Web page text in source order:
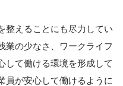
整えることにも尽力してい
業の少なさ、ワークライフ
して働ける環境を形成して
員が安心して働けるように